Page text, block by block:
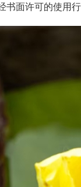
书面许可的使用